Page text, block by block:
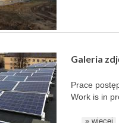
Galeria
Prace
Work is in
» więcej